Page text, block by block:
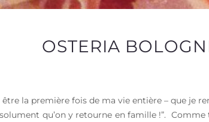
OSTERIA
la première fois de ma vie entière – que je
qu’on y retourne en famille !”.